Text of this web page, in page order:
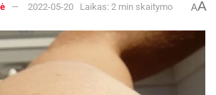
2022-05-20 Laikas: 2 min skaitymo AA